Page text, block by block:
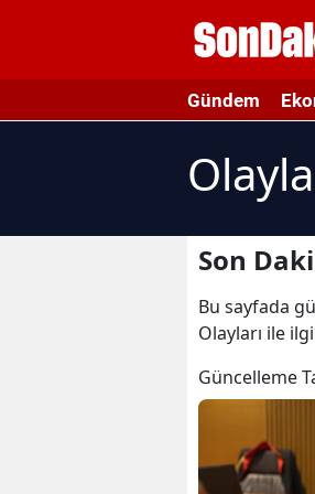
Gündem
Son
Bu sayfada
Olayları ile
Güncelleme